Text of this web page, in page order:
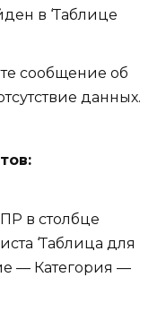
в ‘Таблице
сообщение об
данных.
в столбце
‘Таблица для
— Категория —